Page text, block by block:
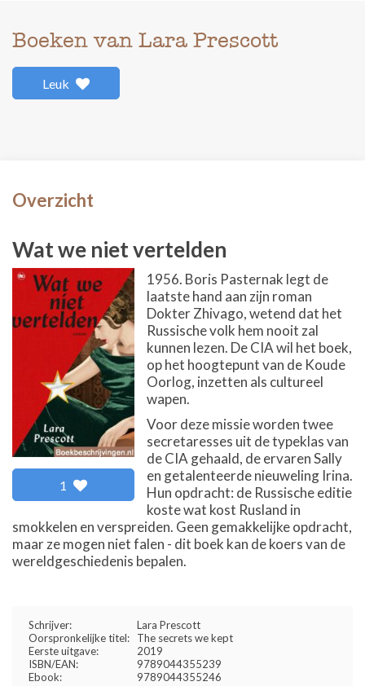
Boeken van Lara Prescott
Leuk
Overzicht
Wat we niet vertelden
1
1956. Boris Pasternak legt de
laatste hand aan zijn roman
Dokter Zhivago, wetend dat het
Russische volk hem nooit zal
kunnen lezen. De CIA wil het boek,
op het hoogtepunt van de Koude
Oorlog, inzetten als cultureel
wapen.
Voor deze missie worden twee
secretaresses uit de typeklas van
de CIA gehaald, de ervaren Sally
en getalenteerde nieuweling Irina.
Hun opdracht: de Russische editie
koste wat kost Rusland in
smokkelen en verspreiden. Geen gemakkelijke opdracht,
maar ze mogen niet falen - dit boek kan de koers van de
wereldgeschiedenis bepalen.
Schrijver:
Lara Prescott
Oorspronkelijke titel:
The secrets we kept
Eerste uitgave:
2019
ISBN/EAN:
9789044355239
Ebook:
9789044355246